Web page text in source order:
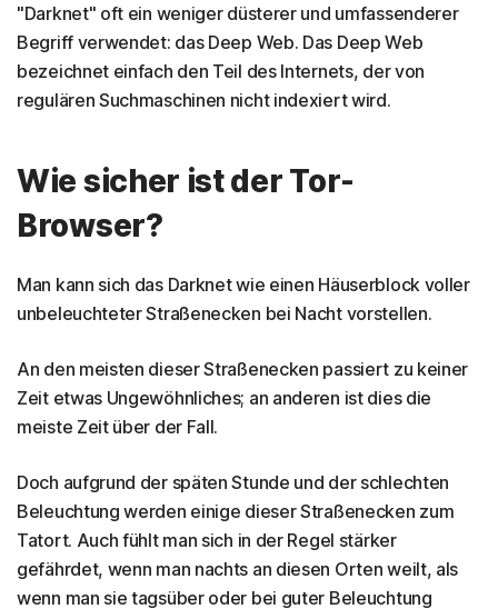
"Darknet" oft ein weniger düsterer und umfassenderer
Begriff verwendet: das Deep Web. Das Deep Web
bezeichnet einfach den Teil des Internets, der von
regulären Suchmaschinen nicht indexiert wird.
Wie sicher ist der Tor-
Browser?
Man kann sich das Darknet wie einen Häuserblock voller
unbeleuchteter Straßenecken bei Nacht vorstellen.
An den meisten dieser Straßenecken passiert zu keiner
Zeit etwas Ungewöhnliches; an anderen ist dies die
meiste Zeit über der Fall.
Doch aufgrund der späten Stunde und der schlechten
Beleuchtung werden einige dieser Straßenecken zum
Tatort. Auch fühlt man sich in der Regel stärker
gefährdet, wenn man nachts an diesen Orten weilt, als
wenn man sie tagsüber oder bei guter Beleuchtung